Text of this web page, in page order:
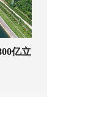
亿立